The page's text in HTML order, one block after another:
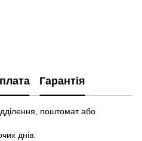
Гарантія
поштомат або
днів.